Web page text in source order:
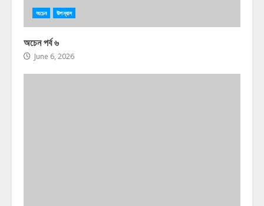
অচেন উপন্যাস
অচেন পর্ব ৬
June 6, 2026